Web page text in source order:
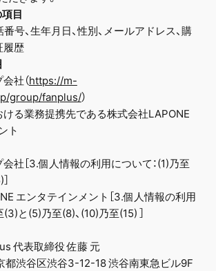
目
番号、生年月日、性別、メールアドレス、購
履歴
社（https://m-
group/fanplus/）
ける業務提携先である株式会社LAPONE
ト
会社［3.個人情報の利用について：(1)乃至
エンタテインメント［3.個人情報の利用
(3)と(5)乃至(8)、(10)乃至(15) ］
代表取締役 佐藤 元
都渋谷区渋谷3-12-18 渋谷南東急ビル9F